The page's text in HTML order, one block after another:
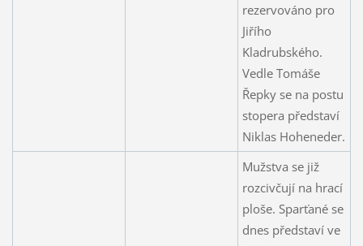
rezervováno pro
Jiřího
Kladrubského.
Vedle Tomáše
Řepky se na postu
stopera představí
Niklas Hoheneder.
Mužstva se již
rozcivčují na hrací
ploše. Sparťané se
dnes představí ve